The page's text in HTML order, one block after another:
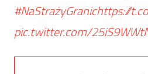
#NaStrażyGranichttps://
pic.twitter.com/